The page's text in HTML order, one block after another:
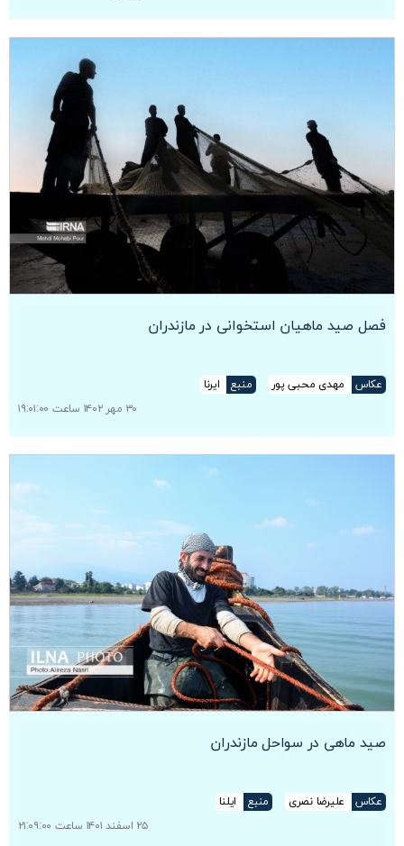
فصل صید ماهیان استخوانی در مازندران
عکاس مهدی محبی پور منبع
ایرنا
۳۰ مهر ۱۴۰۲ ساعت ۱۹:۰۱:۰۰
صید ماهی در سواحل مازندران
عکاس علیرضا نصری منبع
ایلنا
۲۵ اسفند ۱۴۰۱ ساعت ۲۱:۰۹:۰۰